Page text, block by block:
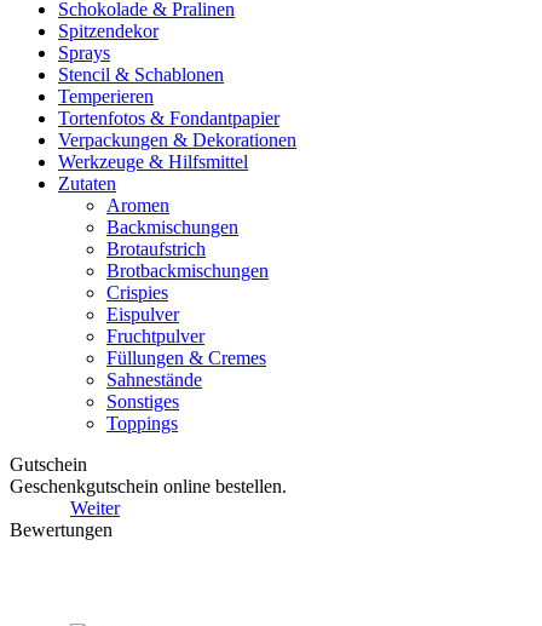
Schokolade & Pralinen
Spitzendekor
Sprays
Stencil & Schablonen
Temperieren
Tortenfotos & Fondantpapier
Verpackungen & Dekorationen
Werkzeuge & Hilfsmittel
Zutaten
Aromen
Backmischungen
Brotaufstrich
Brotbackmischungen
Crispies
Eispulver
Fruchtpulver
Füllungen & Cremes
Sahnestände
Sonstiges
Toppings
Gutschein
Geschenkgutschein online bestellen.
Weiter
Bewertungen